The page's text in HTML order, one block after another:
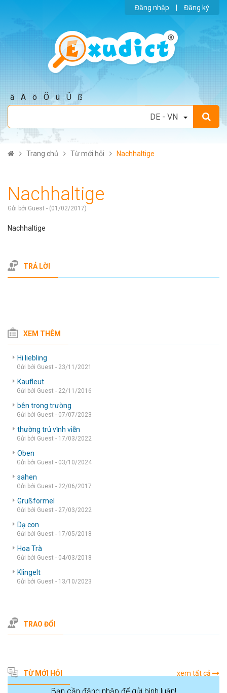
Đăng nhập Đăng ký
ä Ä ö Ö ü Ü ß
Trang chủ Từ mới hỏi Nachhaltige
Nachhaltige
Gửi bởi Guest - (01/02/2017)
Nachhaltige
TRẢ LỜI
XEM THÊM
Hi liebling
Gửi bởi Guest - 23/11/2021
Kaufleut
Gửi bởi Guest - 22/11/2016
bên trong trường
Gửi bởi Guest - 07/07/2023
thường trú vĩnh viễn
Gửi bởi Guest - 17/03/2022
Oben
Gửi bởi Guest - 03/10/2024
sahen
Gửi bởi Guest - 22/06/2017
Grußformel
Gửi bởi Guest - 27/03/2022
Dạ con
Gửi bởi Guest - 17/05/2018
Hoa Trà
Gửi bởi Guest - 04/03/2018
Klingelt
Gửi bởi Guest - 13/10/2023
TRAO ĐỔI
TỪ MỚI HỎI xem tất cả